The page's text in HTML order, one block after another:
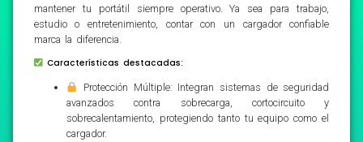
mantener tu portátil siempre operativo. Ya sea para trabajo,
estudio o entretenimiento, contar con un cargador confiable
marca la diferencia.
Características destacadas:
Protección Múltiple: Integran sistemas de seguridad
avanzados contra sobrecarga, cortocircuito y
sobrecalentamiento, protegiendo tanto tu equipo como el
cargador.